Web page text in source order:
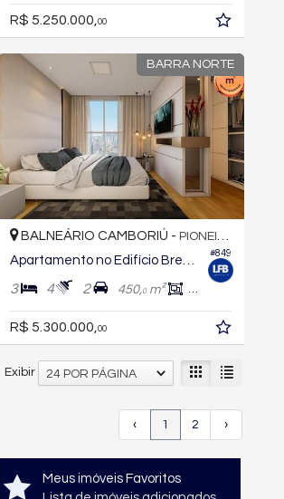
R$ 5.250.000,00
BARRA NORTE
#849
BALNEÁRIO CAMBORIÚ - PIONEIROS
Apartamento no Edifício Bremen Dorf
3 4 2 450,0m² 302,
R$ 5.300.000,00
Exibir 24 POR PÁGINA
‹ 1 2 ›
Meus imóveis Favoritos